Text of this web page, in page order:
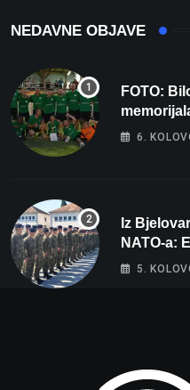
NEDAVNE OBJAVE
FOTO:
6.
Iz
NATO-a:
vojnika i 6
5.